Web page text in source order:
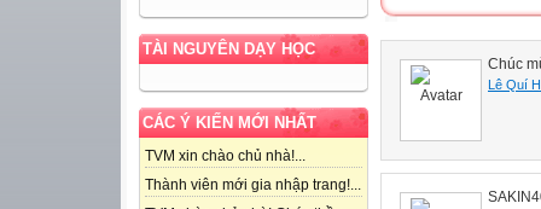
TÀI NGUYÊN DẠY HỌC
CÁC Ý KIẾN MỚI NHẤT
TVM xin chào chủ nhà!...
Thành viên mới gia nhập trang!...
Chúc
Lê Quí